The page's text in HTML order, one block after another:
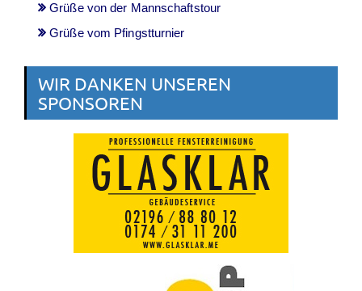
Grüße von der Mannschaftstour
Grüße vom Pfingstturnier
WIR DANKEN UNSEREN
SPONSOREN